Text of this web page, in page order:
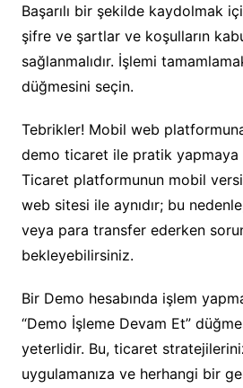
Başarılı bir şekilde kaydolmak
şifre ve şartlar ve koşulların
sağlanmalıdır. İşlemi
düğmesini seçin.
Tebrikler! Mobil web
demo ticaret ile pratik yapmaya
Ticaret platformunun mobil
web sitesi ile aynıdır; bu
veya para transfer ederken
bekleyebilirsiniz.
Bir Demo hesabında işlem
“Demo İşleme Devam Et”
yeterlidir. Bu, ticaret
uygulamanıza ve herhangi bir